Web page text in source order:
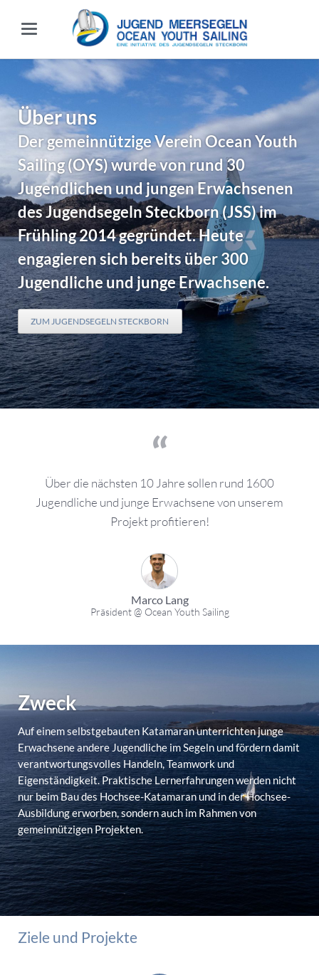
Über uns
Der gemeinnützige Verein Ocean Youth
Sailing (OYS) wurde von rund 30
Jugendlichen und jungen Erwachsenen
des Jugendsegeln Steckborn (JSS) im
Frühling 2014 gegründet. Heute
engagieren sich bereits über 300
Jugendliche und junge Erwachsene.
ZUM JUGENDSEGELN STECKBORN
Über die nächsten 10 Jahre sollen rund 1600
Jugendliche und junge Erwachsene von unserem
Projekt profitieren!
Marco Lang
Präsident @ Ocean Youth Sailing
Zweck
Auf einem selbstgebauten Katamaran unterrichten junge
Erwachsene andere Jugendliche im Segeln und fördern damit
verantwortungsvolles Handeln, Teamwork und
Eigenständigkeit. Praktische Lernerfahrungen werden nicht
nur beim Bau des Hochsee-Katamaran und in der Hochsee-
Ausbildung erworben, sondern auch im Rahmen von
gemeinnützigen Projekten.
Ziele und Projekte